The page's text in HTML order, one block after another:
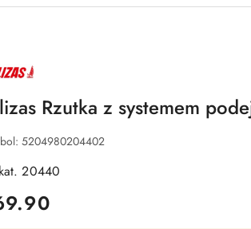
Rzutka z systemem
5204980204402
20440